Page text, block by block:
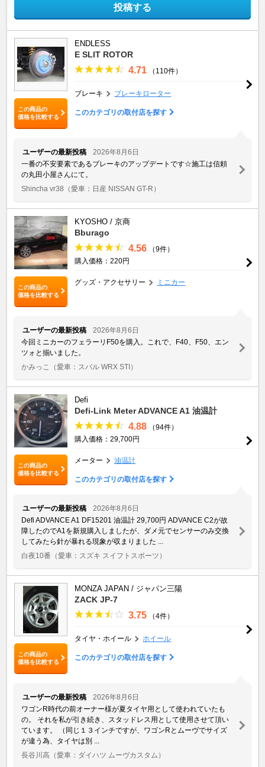
投稿する
この商品の
価格を比較する
ENDLESS
E SLIT ROTOR
4.71 （110件）
ブレーキ ブレーキローター
このカテゴリの取付店を探す
ユーザーの最新投稿
2026年8月6日
一番の不安要素であるブレーキのアップデートです☆施工は信頼
の丸田小屋さんにて。
Shincha vr38 （愛車：日産 NISSAN GT-R）
この商品の
価格を比較する
KYOSHO / 京商
Bburago
4.56
（9件）
購入価格：220円
グッズ・アクセサリー ミニカー
ユーザーの最新投稿
2026年8月6日
今回ミニカーのフェラーリF50を購入。これで、F40、F50、エン
ツォと揃いました。
かみっこ
（愛車：スバル WRX STI）
この商品の
価格を比較する
Defi
Defi-Link Meter ADVANCE A1 油温計
4.88
（94件）
購入価格：29,700円
メーター 油温計
このカテゴリの取付店を探す
ユーザーの最新投稿
2026年8月6日
Defi ADVANCE A1 DF15201 油温計 29,700円 ADVANCE C2が故
障したのでA1を新規購入しましたが、ダメ元でセンサーのみ交換
してみたら針が暴れる現象が収まりました ...
白夜10番 （愛車：スズキ スイフトスポーツ）
この商品の
価格を比較する
MONZA JAPAN / ジャパン三陽
ZACK JP-7
3.75 （4件）
タイヤ・ホイール ホイール
このカテゴリの取付店を探す
ユーザーの最新投稿
2026年8月6日
ワゴンR時代の前オーナー様が夏タイヤ用として使われていたも
の。 それを私が引き続き、スタッドレス用として使用させて頂い
ています。 （同じ１３インチですが、ワゴンRとムーヴでサイズ
が違う為、タイヤは別 ...
長谷川高 （愛車：ダイハツ ムーヴカスタム）